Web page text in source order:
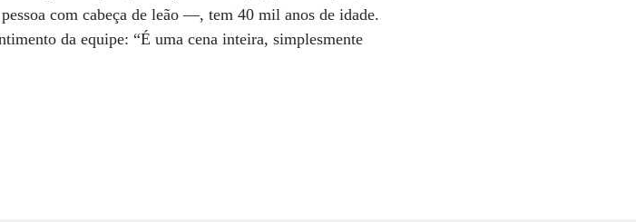
com cabeça de leão —, tem 40 mil anos de idade.
da equipe: “É uma cena inteira, simplesmente